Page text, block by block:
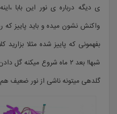
ی دیگه درباره ی نور این بابا
واکنش نشون میده و باید پاییز
بفهمونی که پاییز شده مثلا بزارید
شبها! بعد ۲ ماه شروع
گلدهی میتونه ناشی از نور ضعیف